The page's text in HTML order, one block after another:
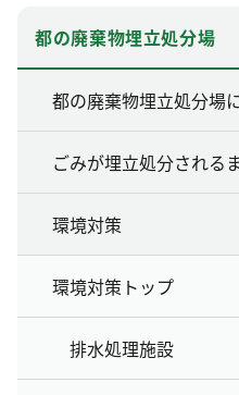
都の廃棄物埋立処分場
都の廃棄物埋立処分場
ごみが埋立処分される
環境対策
環境対策トップ
排水処理施設